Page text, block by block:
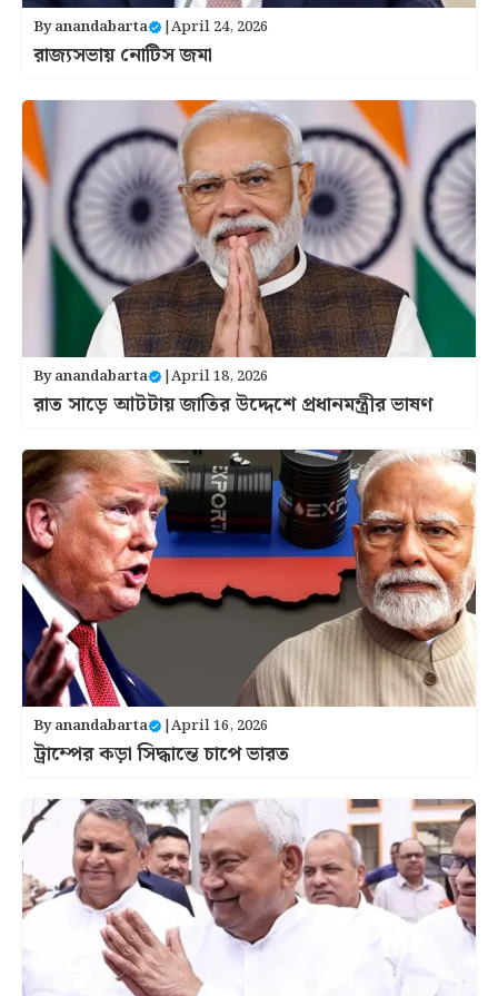
Byanandabarta |April 24, 2026
রাজ্যসভায় নোটিস জমা
Byanandabarta |April 18, 2026
রাত সাড়ে আটটায় জাতির উদ্দেশে প্রধানমন্ত্রীর ভাষণ
Byanandabarta |April 16, 2026
ট্রাম্পের কড়া সিদ্ধান্তে চাপে ভারত